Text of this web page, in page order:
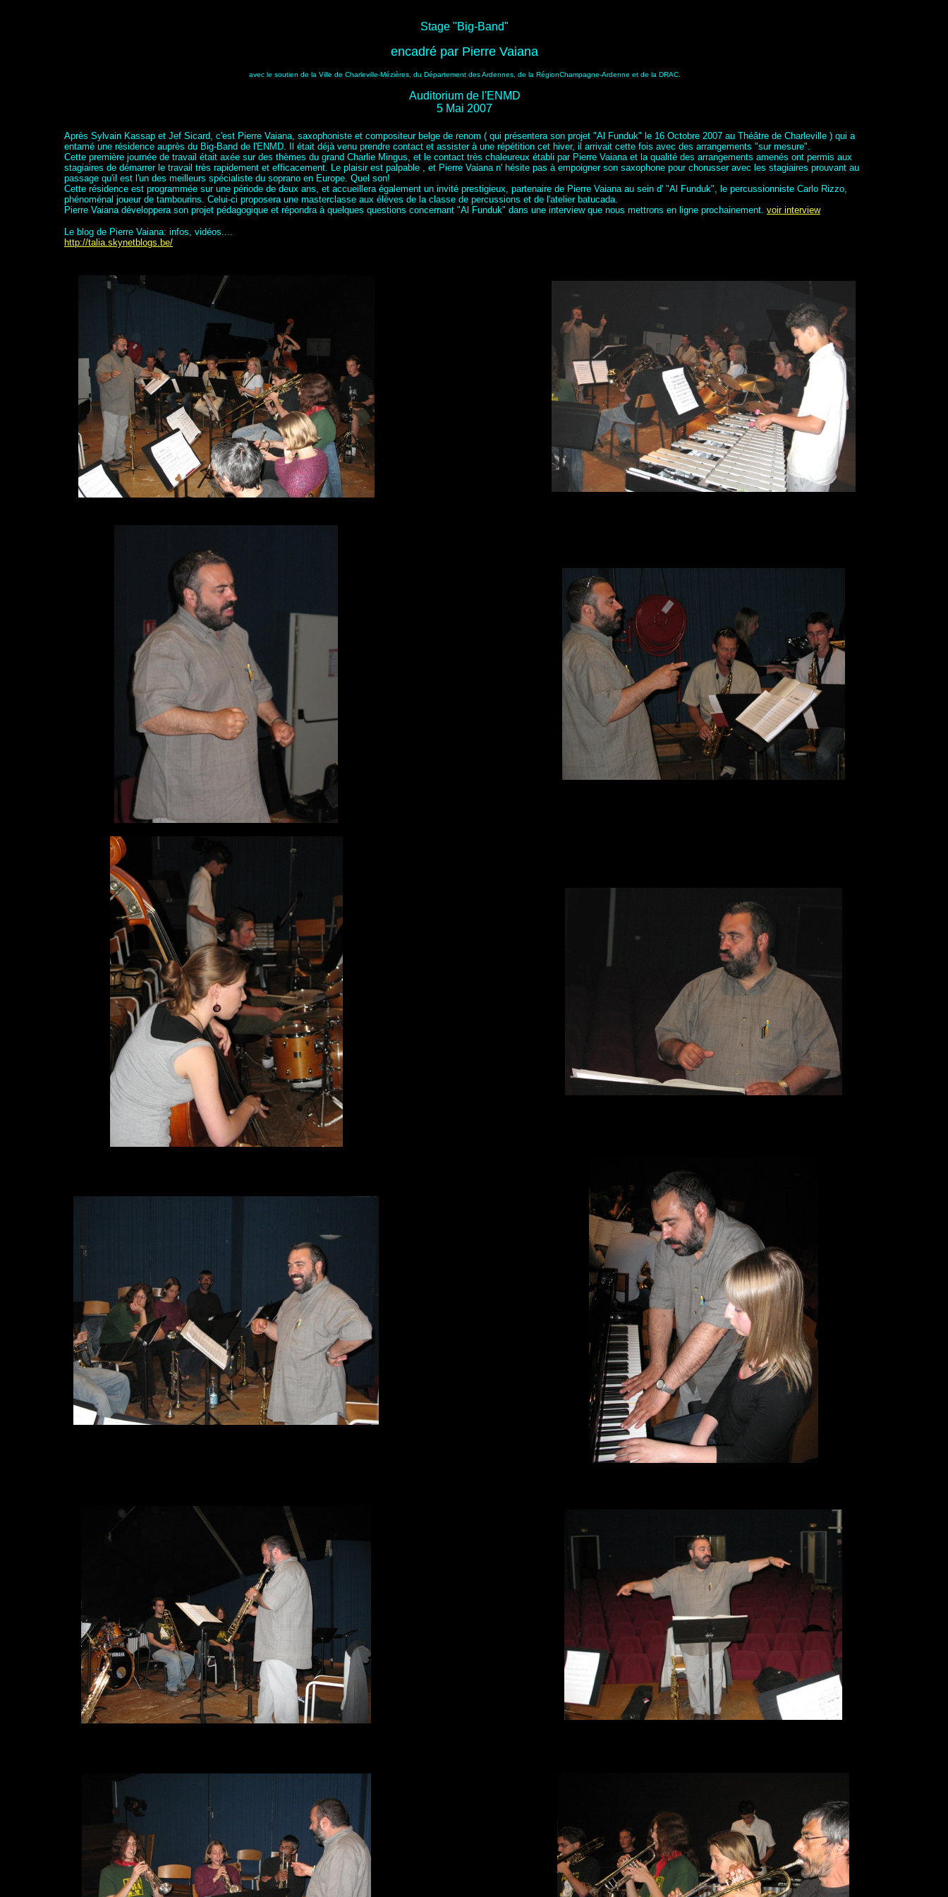
Stage "Big-Band"
encadré par Pierre Vaiana
avec le soutien de la Ville de Charleville-Mézières, du Département des Ardennes, de la RégionChampagne-Ardenne et de la DRAC.
Auditorium de l'ENMD
5 Mai 2007
Après Sylvain Kassap et Jef Sicard, c'est Pierre Vaiana, saxophoniste et compositeur belge de renom ( qui présentera son projet "Al Funduk" le 16 Octobre 2007 au Théâtre de Charleville ) qui a
entamé une résidence auprès du Big-Band de l'ENMD. Il était déjà venu prendre contact et assister à une répétition cet hiver, il arrivait cette fois avec des arrangements "sur mesure".
Cette première journée de travail était axée sur des thèmes du grand Charlie Mingus, et le contact très chaleureux établi par Pierre Vaiana et la qualité des arrangements amenés ont permis aux
stagiaires de démarrer le travail très rapidement et efficacement. Le plaisir est palpable , et Pierre Vaiana n' hésite pas à empoigner son saxophone pour chorusser avec les stagiaires prouvant au
passage qu'il est l'un des meilleurs spécialiste du soprano en Europe. Quel son!
Cette résidence est programmée sur une période de deux ans, et accueillera également un invité prestigieux, partenaire de Pierre Vaiana au sein d' "Al Funduk", le percussionniste Carlo Rizzo,
phénoménal joueur de tambourins. Celui-ci proposera une masterclasse aux élèves de la classe de percussions et de l'atelier batucada.
Pierre Vaiana développera son projet pédagogique et répondra à quelques questions concernant "Al Funduk" dans une interview que nous mettrons en ligne prochainement. voir interview
Le blog de Pierre Vaiana: infos, vidéos....
http://talia.skynetblogs.be/